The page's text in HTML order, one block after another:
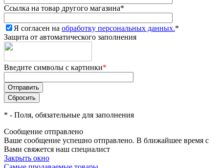
Ссылка на товар другого магазина*
Я согласен на обработку персональных данных.*
Защита от автоматического заполнения
Введите символы с картинки*
* - Поля, обязательные для заполнения
Сообщение отправлено
Ваше сообщение успешно отправлено. В ближайшее время с
Вами свяжется наш специалист
Закрыть окно